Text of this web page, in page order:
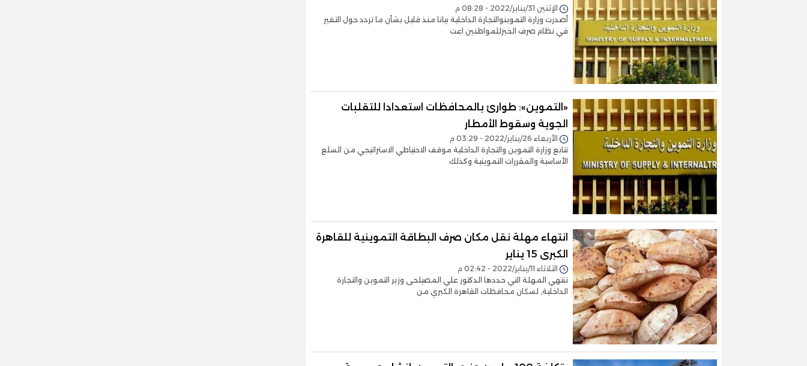
الإثنين 31/يناير/2022 - 08:28 م
أصدرت وزارة التموينوالتجارة الداخلية بيانا منذ قليل بشأن ما تردد حول التغير
في نظام صرف الخبزللمواطنين اعت
‏«التموين»: طوارئ بالمحافظات استعدادا للتقلبات
الجوية وسقوط الأمطار
الأربعاء 26/يناير/2022 - 03:29 م
تتابع وزارة التموين والتجارة الداخلية موقف الاحتياطي الاستراتيجي من السلع
الأساسية والمقررات التموينية وكذلك
انتهاء مهلة نقل مكان صرف البطاقة التموينية للقاهرة
الكبرى 15 يناير
الثلاثاء 11/يناير/2022 - 02:42 م
تنتهي المهلة التي حددها الدكتور علي المصيلحى وزير التموين والتجارة
الداخلية, لسكان محافظات القاهرة الكبري من